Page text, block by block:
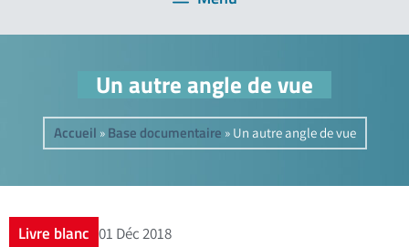
Un autre angle de vue
Accueil » Base documentaire » Un autre angle de vue
Livre blanc 01 Déc 2018